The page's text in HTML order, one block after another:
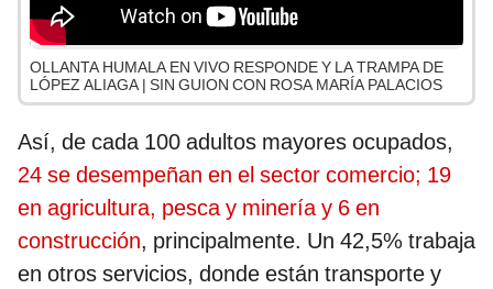
OLLANTA HUMALA EN VIVO RESPONDE Y LA TRAMPA DE
LÓPEZ ALIAGA | SIN GUION CON ROSA MARÍA PALACIOS
Así, de cada 100 adultos mayores ocupados,
24 se desempeñan en el sector comercio; 19
en agricultura, pesca y minería y 6 en
construcción, principalmente. Un 42,5% trabaja
en otros servicios, donde están transporte y